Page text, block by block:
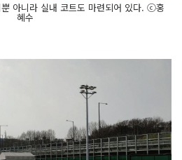
아니라 실내 코트도 마련되어 있다. ⓒ홍
혜수